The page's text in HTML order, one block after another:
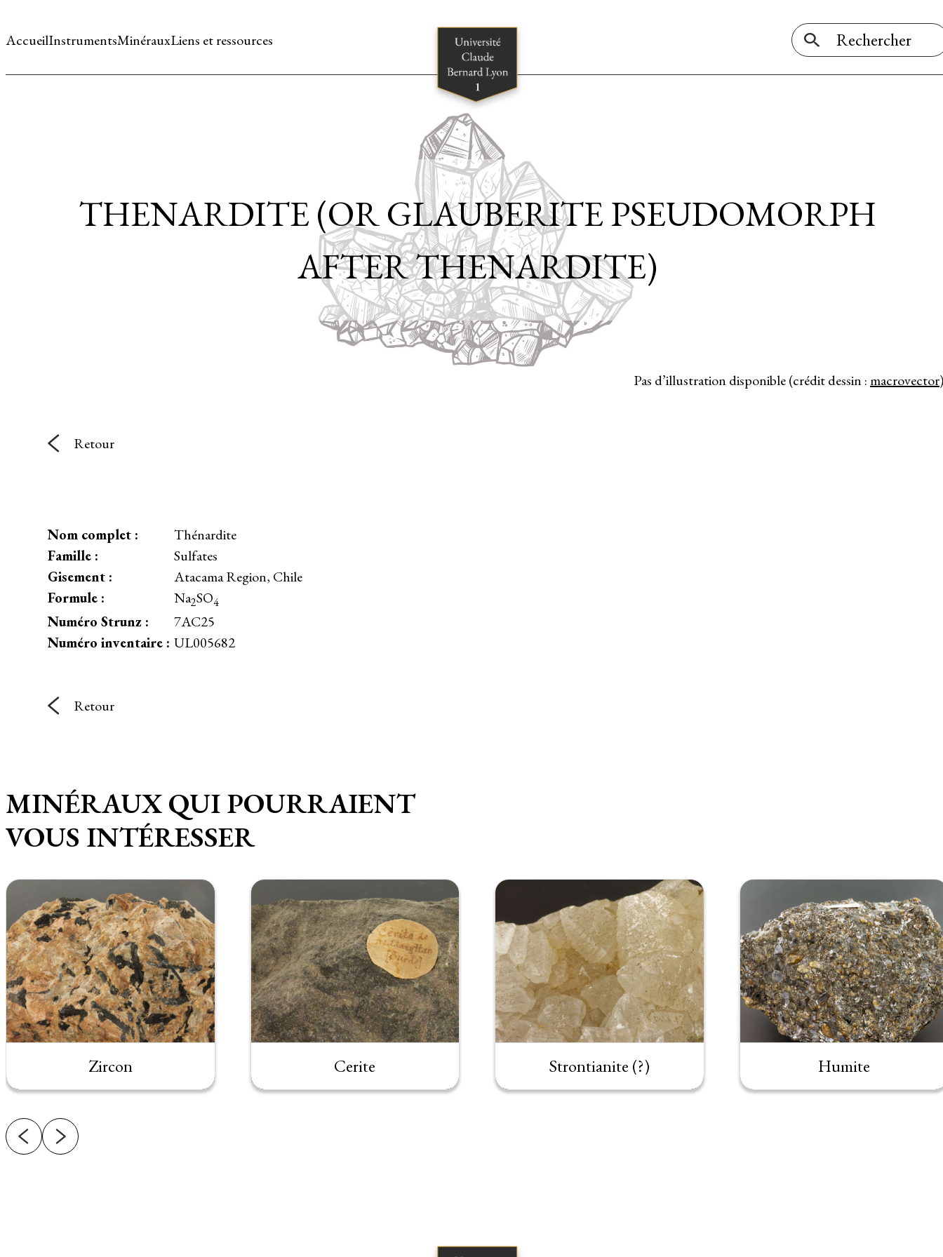
AccueilInstrumentsMinérauxLiens et ressources
Pas d’illustration disponible (crédit dessin :macrovector)
THENARDITE (OR GLAUBERITE PSEUDOMORPH
AFTER THENARDITE)
Retour
Nom complet :
Thénardite
Famille :
Sulfates
Gisement :
Atacama Region, Chile
Formule :
Na2SO4
Numéro Strunz :
7AC25
Numéro inventaire : UL005682
Retour
MINÉRAUX QUI POURRAIENT
VOUS INTÉRESSER
Zircon Cerite Strontianite (?) Humite